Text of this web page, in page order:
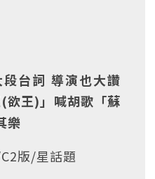
段台詞 導演也大讚
(欲王)」喊胡歌「蘇
樂
版/星話題